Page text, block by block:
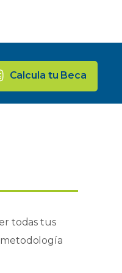
Calcula tu Beca
todas tus